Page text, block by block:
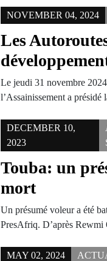
NOVEMBER 04, 2024
Les
Le jeudi 31 novembre
l’Assainissement a
DECEMBER 10,
2023
Touba: un
mort
Un présumé voleur a été
PresAfriq. D’après
MAY 02, 2024